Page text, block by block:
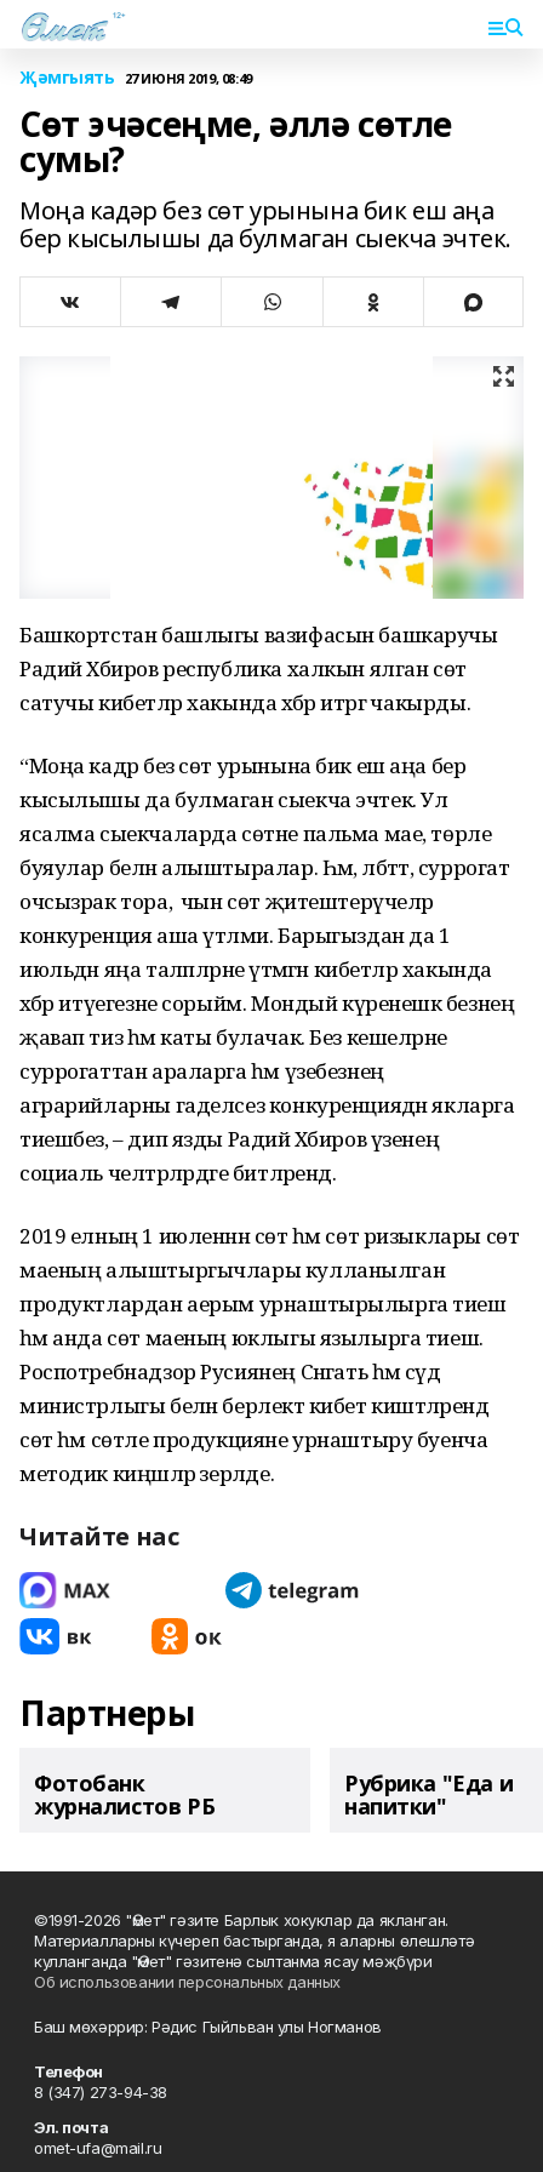
Җәмгыять 27 ИЮНЯ 2019, 08:49
Сөт эчәсеңме, әллә сөтле
сумы?
Моңа кадәр без сөт урынына бик еш аңа
бер кысылышы да булмаган сыекча эчтек.
Башкортстан башлыгы вазифасын башкаручы
Радий Хәбиров республика халкын ялган сөт
сатучы кибетләр хакында хәбәр итәргә чакырды.
“Моңа кадәр без сөт урынына бик еш аңа бер
кысылышы да булмаган сыекча эчтек. Ул
ясалма сыекчаларда сөтне пальма мае, төрле
буяулар белән алыштыралар. Һәм, әлбәттә, суррогат
очсызрак тора, ә чын сөт җитештерүчеләр
конкуренция аша үтәлми. Барыгыздан да 1
июльдән яңа таләпләрне үтәмәгән кибетләр хакында
хәбәр итүегезне сорыйм. Мондый күренешкә безнең
җавап тиз һәм каты булачак. Без кешеләрне
суррогаттан араларга һәм үзебезнең
аграрийларны гаделсез конкуренциядән якларга
тиешбез, – дип язды Радий Хәбиров үзенең
социаль челтәрләрдәге битләрендә.
2019 елның 1 июленнән сөт һәм сөт ризыклары сөт
маеның алыштыргычлары кулланылган
продуктлардан аерым урнаштырылырга тиеш
һәм анда сөт маеның юклыгы язылырга тиеш.
Роспотребнадзор Русиянең Сәнәгать һәм сәүдә
министрлыгы белән берлектә кибет киштәләрендә
сөт һәм сөтле продукцияне урнаштыру буенча
методик киңәшләр әзерләде.
Читайте нас
Партнеры
Фотобанк
журналистов РБ
Рубрика "Еда и
напитки"
©1991-2026 "Өмет" гәзите Барлык хокуклар да якланган.
Материалларны күчереп бастырганда, я аларны өлешләтә
кулланганда "Өмет" гәзитенә сылтанма ясау мәҗбүри
Об использовании персональных данных
Баш мөхәррир: Рәдис Гыйльван улы Ногманов
Телефон
8 (347) 273-94-38
Эл. почта
omet-ufa@mail.ru